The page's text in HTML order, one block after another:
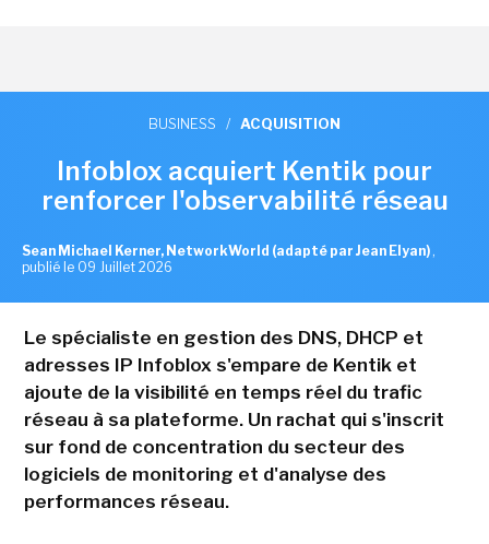
BUSINESS / ACQUISITION
Infoblox acquiert Kentik pour
renforcer l'observabilité réseau
Sean Michael Kerner, NetworkWorld (adapté par Jean Elyan) ,
publié le 09 Juillet 2026
Le spécialiste en gestion des DNS, DHCP et
adresses IP Infoblox s'empare de Kentik et
ajoute de la visibilité en temps réel du trafic
réseau à sa plateforme. Un rachat qui s'inscrit
sur fond de concentration du secteur des
logiciels de monitoring et d'analyse des
performances réseau.